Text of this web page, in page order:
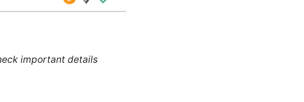
important details